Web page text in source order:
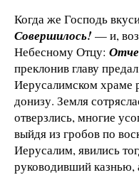
Когда же Господь
Совершилось!— и,
Небесному Отцу:
преклонив главу
Иерусалимском храме
донизу. Земля
отверзлись, многие
выйдя из гробов по
Иерусалим, явились
руководивший казнью,